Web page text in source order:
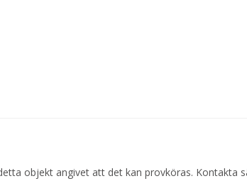
objekt angivet att det kan provköras. Kontakta